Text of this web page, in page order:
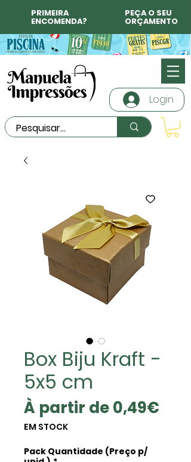
PRIMEIRA
ENCOMENDA?
PEÇA O SEU
ORÇAMENTO
Login
Box Biju Kraft -
5x5 cm
À partir de0,49€
EM STOCK
Pack Quantidade (Preço p/